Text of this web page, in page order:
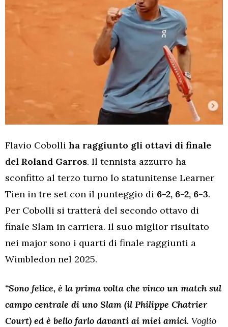
Flavio Cobolli ha raggiunto gli ottavi di finale
del Roland Garros. Il tennista azzurro ha
sconfitto al terzo turno lo statunitense Learner
Tien in tre set con il punteggio di 6-2, 6-2, 6-3.
Per Cobolli si tratterà del secondo ottavo di
finale Slam in carriera. Il suo miglior risultato
nei major sono i quarti di finale raggiunti a
Wimbledon nel 2025.
“Sono felice, è la prima volta che vinco un match sul
campo centrale di uno Slam (il Philippe Chatrier
Court) ed è bello farlo davanti ai miei amici. Voglio